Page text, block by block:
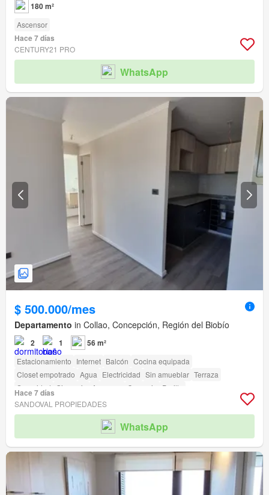
180 m²
Ascensor
Hace 7 días
CENTURY21 PRO
WhatsApp
$ 500.000/mes
Departamento in Collao, Concepción, Región del Biobío
2 1 56 m²
Estacionamiento Internet Balcón Cocina equipada
Closet empotrado Agua Electricidad Sin amueblar Terraza
Seguridad
Gimnasio Ascensor Conserje Parilla
Hace 7 días
SANDOVAL PROPIEDADES
WhatsApp